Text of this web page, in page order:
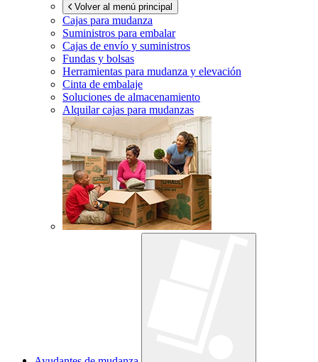
Volver al menú principal
Cajas para mudanza
Suministros para embalar
Cajas de envío y suministros
Fundas y bolsas
Herramientas para mudanza y elevación
Cinta de embalaje
Soluciones de almacenamiento
Alquilar cajas para mudanzas